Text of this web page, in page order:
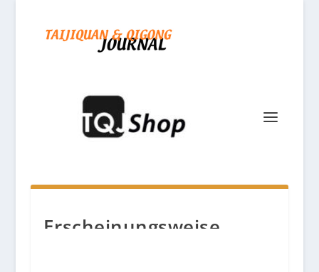
Erscheinungsweise